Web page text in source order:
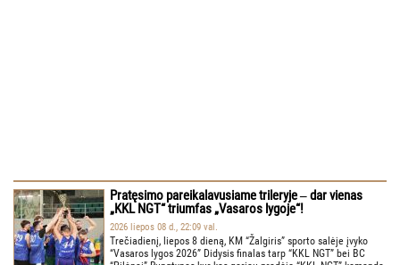
Pratęsimo pareikalavusiame trileryje ‒ dar vienas
„KKL NGT“ triumfas „Vasaros lygoje“!
2026 liepos 08 d., 22:09 val.
Trečiadienį, liepos 8 dieną, KM “Žalgiris” sporto salėje įvyko
“Vasaros lygos 2026” Didysis finalas tarp “KKL NGT” bei BC